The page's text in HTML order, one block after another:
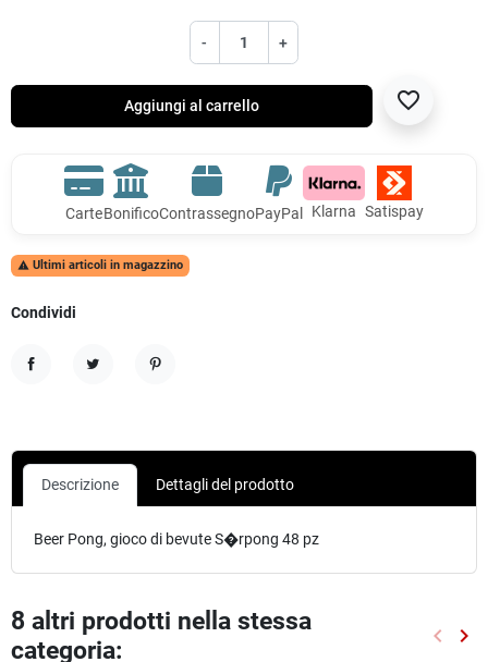
- +
Aggiungi al carrello favorite_border
CarteBonificoContrassegnoPayPal Klarna Satispay
 Ultimi articoli in magazzino
Condividi
Descrizione Dettagli del prodotto
Beer Pong, gioco di bevute S�rpong 48 pz
8 altri prodotti nella stessa
categoria:
keyboard_arrow_left keyboard_arrow_right